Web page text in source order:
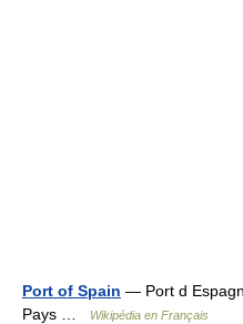
Port of Spain — Port d
Pays …
Wikipédia en Français